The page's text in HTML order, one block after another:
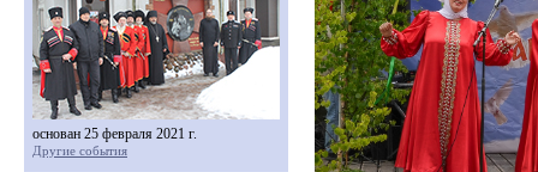
основан 25 февраля 2021 г.
Другие события